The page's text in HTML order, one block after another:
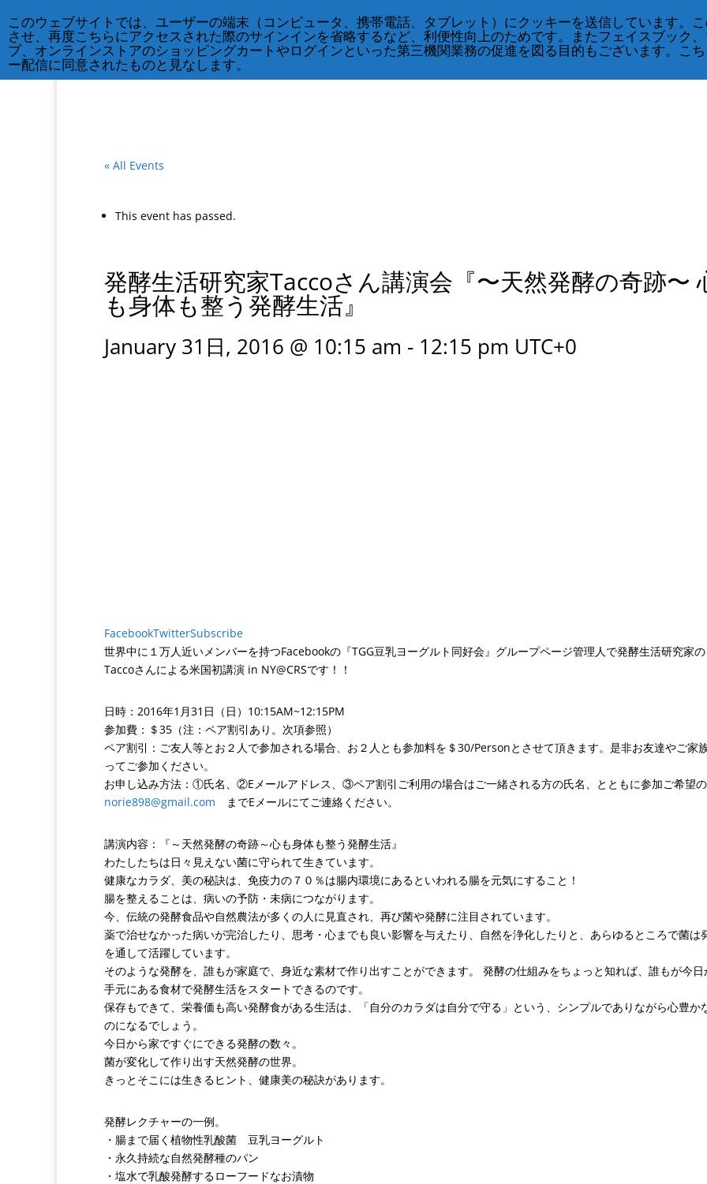
« All Events
This event has passed.
発酵生活研究家Taccoさん講演会『〜天然発酵の奇跡〜
も身体も整う発酵生活』
January 31日, 2016 @ 10:15 am - 12:15 pm UTC+0
FacebookTwitterSubscribe
世界中に１万人近いメンバーを持つFacebookの『TGG豆乳ヨーグルト同好会』グループページ管理人で発酵生活研究家の
Taccoさんによる米国初講演 in NY@CRSです！！
日時：2016年1月31日（日）10:15AM~12:15PM
参加費：＄35（注：ペア割引あり。次項参照）
ペア割引：ご友人等とお２人で参加される場合、お２人とも参加料を＄30/Personとさせて頂きます。是非お友達やご家
ってご参加ください。
お申し込み方法：①氏名、②Eメールアドレス、③ペア割引ご利用の場合はご一緒される方の氏名、とともに参加ご希望
norie898@gmail.com までEメールにてご連絡ください。
講演内容：『～天然発酵の奇跡～心も身体も整う発酵生活』
わたしたちは日々見えない菌に守られて生きています。
健康なカラダ、美の秘訣は、免疫力の７０％は腸内環境にあるといわれる腸を元気にすること！
腸を整えることは、病いの予防・未病につながります。
今、伝統の発酵食品や自然農法が多くの人に見直され、再び菌や発酵に注目されています。
薬で治せなかった病いが完治したり、思考・心までも良い影響を与えたり、自然を浄化したりと、あらゆるところで菌は
を通して活躍しています。
そのような発酵を、誰もが家庭で、身近な素材で作り出すことができます。 発酵の仕組みをちょっと知れば、誰もが今日
手元にある食材で発酵生活をスタートできるのです。
保存もできて、栄養価も高い発酵食がある生活は、「自分のカラダは自分で守る」という、シンプルでありながら心豊か
のになるでしょう。
今日から家ですぐにできる発酵の数々。
菌が変化して作り出す天然発酵の世界。
きっとそこには生きるヒント、健康美の秘訣があります。
発酵レクチャーの一例。
・腸まで届く植物性乳酸菌 豆乳ヨーグルト
・永久持続な自然発酵種のパン
・塩水で乳酸発酵するローフードなお漬物
このウェブサイトでは、ユーザーの端末（コンピュータ、携帯電話、タブレット）にクッキーを送信しています。
させ、再度こちらにアクセスされた際のサインインを省略するなど、利便性向上のためです。またフェイスブック
プ、オンラインストアのショッピングカートやログインといった第三機関業務の促進を図る目的もございます。こ
ー配信に同意されたものと見なします。